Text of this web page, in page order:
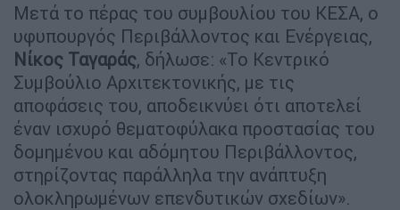
Μετά το πέρας του συμβουλίου του ΚΕΣΑ, ο
υφυπουργός Περιβάλλοντος και Ενέργειας,
Νίκος Ταγαράς, δήλωσε: «Το Κεντρικό
Συμβούλιο Αρχιτεκτονικής, με τις
αποφάσεις του, αποδεικνύει ότι αποτελεί
έναν ισχυρό θεματοφύλακα προστασίας του
δομημένου και αδόμητου Περιβάλλοντος,
στηρίζοντας παράλληλα την ανάπτυξη
ολοκληρωμένων επενδυτικών σχεδίων».